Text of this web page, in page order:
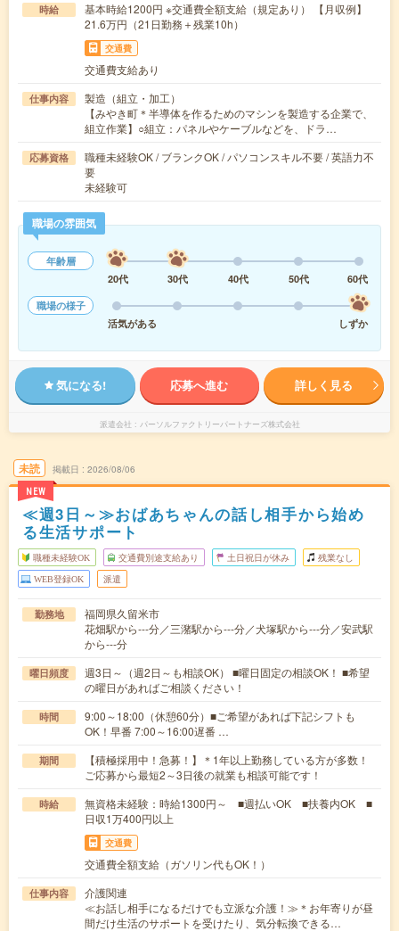
時給
基本時給1200円 ※交通費全額支給（規定あり） 【月収例】
21.6万円（21日勤務＋残業10h）
交通費
交通費支給あり
仕事内容
製造（組立・加工）
【みやき町＊半導体を作るためのマシンを製造する企業で、
組立作業】○組立：パネルやケーブルなどを、ドラ…
応募資格
職種未経験OK / ブランクOK / パソコンスキル不要 / 英語力不
要
未経験可
職場の雰囲気
年齢層
20代
30代 40代 50代
60代
職場の様子
活気がある
しずか
気になる! 応募へ進む 詳しく見る
派遣会社 パーソルファクトリーパートナーズ株式会社
未読
NEW
掲載日 2026/08/06
≪週3日～≫おばあちゃんの話し相手から始め
る生活サポート
職種未経験OK 交通費別途支給あり 土日祝日が休み 残業なし
WEB登録OK 派遣
勤務地
福岡県久留米市
花畑駅から---分／三潴駅から---分／犬塚駅から---分／安武駅
から---分
曜日頻度
週3日～（週2日～も相談OK） ■曜日固定の相談OK！ ■希望
の曜日があればご相談ください！
時間
9:00～18:00（休憩60分）■ご希望があれば下記シフトも
OK！早番 7:00～16:00遅番 …
期間
【積極採用中！急募！】＊1年以上勤務している方が多数！
ご応募から最短2～3日後の就業も相談可能です！
時給
無資格未経験：時給1300円～ ■週払いOK ■扶養内OK ■
日収1万400円以上
交通費
交通費全額支給（ガソリン代もOK！）
仕事内容
介護関連
≪お話し相手になるだけでも立派な介護！≫＊お年寄りが昼
間だけ生活のサポートを受けたり、気分転換できる…